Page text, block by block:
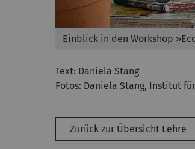
Einblick in den Workshop
Text: Daniela Stang
Fotos: Daniela Stang, Institut
Zurück zur Übersicht Lehre